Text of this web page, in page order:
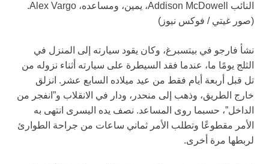
النائب Addison McDowell، يمين، ومساعده، Alex Vargo.
(صور غيتي / فوكس نيوز)
نشأ فارجو في بيتسبرغ، وكان يقود سيارته إلى المنزل في
الثلج يومًا ما، عندما فقد السيطرة على سيارته أثناء نزوله من
تل قبل أربعة أيام فقط من عيد ميلاده السابع عشر. انزلق
خارج الطريق، وذهب إلى منحدر، ودار في الانقلاب و”انفجر من
الداخل”، حسبما روى المساعد. نصف يده اليسرى انتهى به
الأمر مقطوعًا وتطلب الأمر ثماني ساعات من جراحة الطوارئ
لربطها مرة أخرى.